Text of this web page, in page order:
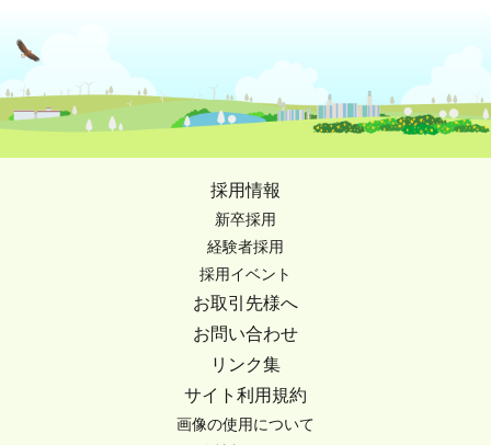
採用情報
新卒採用
経験者採用
採用イベント
お取引先様へ
お問い合わせ
リンク集
サイト利用規約
画像の使用について